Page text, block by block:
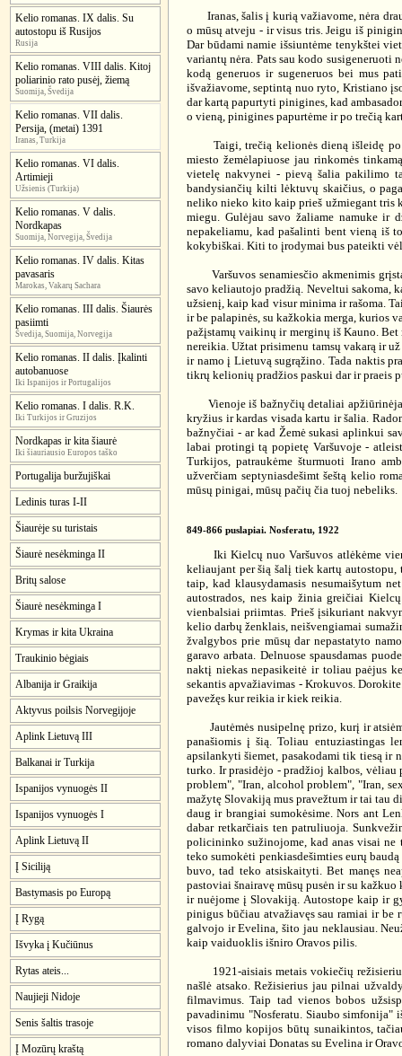
Kelio romanas. IX dalis. Su
autostopu iš Rusijos
Rusija
Kelio romanas. VIII dalis. Kitoj
poliarinio rato pusėj, žiemą
Suomija, Švedija
Kelio romanas. VII dalis.
Persija, (metai) 1391
Iranas, Turkija
Kelio romanas. VI dalis.
Artimieji
Užsienis (Turkija)
Kelio romanas. V dalis.
Nordkapas
Suomija, Norvegija, Švedija
Kelio romanas. IV dalis. Kitas
pavasaris
Marokas, Vakarų Sachara
Kelio romanas. III dalis. Šiaurės
pasiimti
Švedija, Suomija, Norvegija
Kelio romanas. II dalis. Įkalinti
autobanuose
Iki Ispanijos ir Portugalijos
Kelio romanas. I dalis. R.K.
Iki Turkijos ir Gruzijos
Nordkapas ir kita šiaurė
Iki šiauriausio Europos taško
Portugalija buržujiškai
Ledinis turas I-II
Šiaurėje su turistais
Šiaurė nesėkminga II
Britų salose
Šiaurė nesėkminga I
Krymas ir kita Ukraina
Traukinio bėgiais
Albanija ir Graikija
Aktyvus poilsis Norvegijoje
Aplink Lietuvą III
Balkanai ir Turkija
Ispanijos vynuogės II
Ispanijos vynuogės I
Aplink Lietuvą II
Į Siciliją
Bastymasis po Europą
Į Rygą
Išvyka į Kučiūnus
Rytas ateis...
Naujieji Nidoje
Senis šaltis trasoje
Į Mozūrų kraštą
Iranas, šalis į kurią važiavome, nėra
o mūsų atveju - ir visus tris. Jeigu iš
Dar būdami namie išsiuntėme tenykštei
variantų nėra. Pats sau kodo
kodą generuos ir sugeneruos bei mus
išvažiavome, septintą nuo ryto, Kristiano
dar kartą papurtyti pinigines, kad
o vieną, pinigines papurtėme ir po trečią
Taigi, trečią kelionės dieną išleidę po
miesto žemėlapiuose jau rinkomės
vietelę nakvynei - pievą šalia pakilimo
bandysiančių kilti lėktuvų skaičius, o
neliko nieko kito kaip prieš užmiegant tris
miegu. Gulėjau savo žaliame namuke ir
nepakeliamu, kad pašalinti bent vieną iš
kokybiškai. Kiti to įrodymai bus pateikti
Varšuvos senamiesčio akmenimis
savo keliautojo pradžią. Neveltui sakoma,
užsienį, kaip kad visur minima ir rašoma.
ir be palapinės, su kažkokia merga, kurios
pažįstamų vaikinų ir merginų iš Kauno.
nereikia. Užtat prisimenu tamsų vakarą ir
ir namo į Lietuvą sugrąžino. Tada naktis
tikrų kelionių pradžios paskui dar ir praeis
Vienoje iš bažnyčių detaliai
kryžius ir kardas visada kartu ir šalia.
bažnyčiai - ar kad Žemė sukasi aplinkui
labai protingi tą popietę Varšuvoje -
Turkijos, patraukėme šturmuoti Irano
užverčiam septyniasdešimt šeštą kelio
mūsų pinigai, mūsų pačių čia tuoj nebeliks.
849-866 puslapiai. Nosferatu, 1922
Iki Kielcų nuo Varšuvos atlėkėme
keliaujant per šią šalį tiek kartų
taip, kad klausydamasis nesumaišytum
autostrados, nes kaip žinia greičiai
vienbalsiai priimtas. Prieš įsikuriant
kelio darbų ženklais, neišvengiamai
žvalgybos prie mūsų dar nepastatyto
garavo arbata. Delnuose spausdamas
naktį niekas nepasikeitė ir toliau paėjus
sekantis apvažiavimas - Krokuvos.
pavežęs kur reikia ir kiek reikia.
Jautėmės nusipelnę prizo, kurį ir
panašiomis į šią. Toliau entuziastingas
apsilankyti šiemet, pasakodami tik tiesą ir
turko. Ir prasidėjo - pradžioj kalbos, vėliau
problem", "Iran, alcohol problem", "Iran,
mažytę Slovakiją mus pravežtum ir tai tau
daug ir brangiai sumokėsime. Nors ant
dabar retkarčiais ten patruliuoja.
policininko sužinojome, kad anas visai ne
teko sumokėti penkiasdešimties eurų
buvo, tad teko atsiskaityti. Bet manęs
pastoviai šnairavę mūsų pusėn ir su
ir nuėjome į Slovakiją. Autostope kaip ir
pinigus būčiau atvažiavęs sau ramiai ir
galvojo ir Evelina, šito jau neklausiau.
kaip vaiduoklis išniro Oravos pilis.
1921-aisiais metais vokiečių režisierius
našlė atsako. Režisierius jau pilnai
filmavimus. Taip tad vienos bobos
pavadinimu "Nosferatu. Siaubo simfonija"
visos filmo kopijos būtų sunaikintos,
romano dalyviai Donatas su Evelina ir